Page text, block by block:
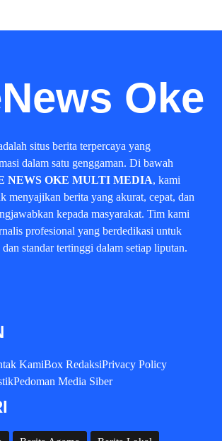
Oke
situs berita terpercaya yang
dalam satu genggaman. Di bawah
NEWS OKE MULTI MEDIA, kami
menyajikan berita yang akurat, cepat, dan
kepada masyarakat. Tim kami
profesional yang berdedikasi untuk
standar tertinggi dalam setiap liputan.
KamiBox RedaksiPrivacy Policy
Pedoman Media Siber